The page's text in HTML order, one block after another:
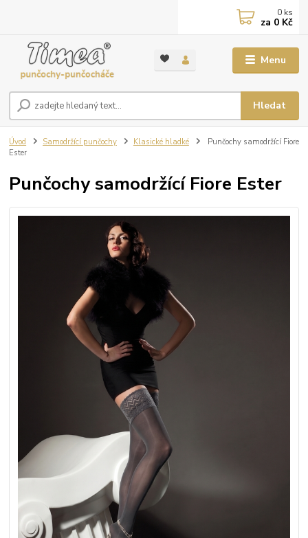
Menu
Hledat
0 ks
za 0 Kč
Úvod Samodržící punčochy Klasické hladké
Punčochy samodržící Fiore
Ester
Punčochy samodržící Fiore Ester